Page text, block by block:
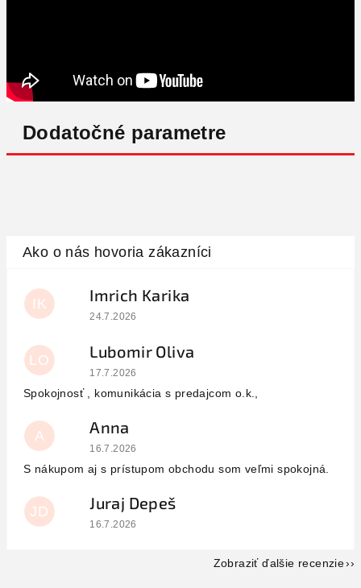
Dodatočné parametre
IK Imrich Karika
Hodnotenie obchodu je 5 z 5 hviezdičiek.
24.7.2026
LO Lubomir Oliva
Hodnotenie obchodu je 5 z 5 hviezdičiek.
17.7.2026
Spokojnosť , komunikácia s predajcom o.k.,
A Anna
Hodnotenie obchodu je 5 z 5 hviezdičiek.
16.7.2026
S nákupom aj s prístupom obchodu som veľmi spokojná.
JD Juraj Depeš
Hodnotenie obchodu je 5 z 5 hviezdičiek.
16.7.2026
Zobraziť ďalšie recenzie